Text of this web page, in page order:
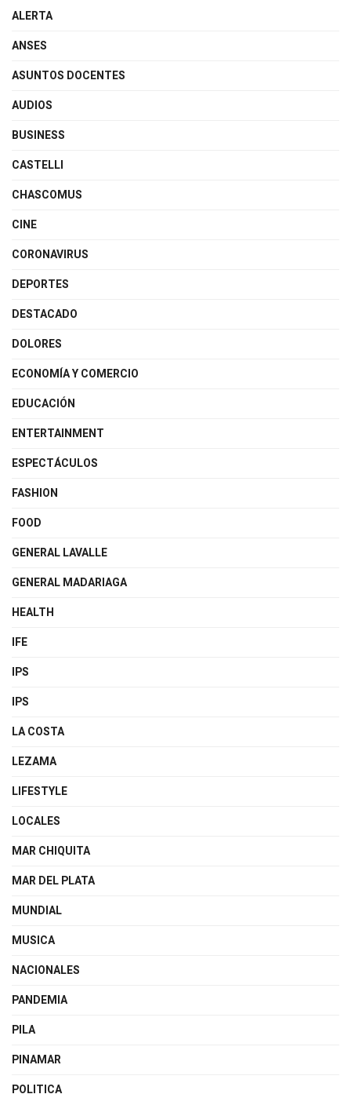
ALERTA
ANSES
ASUNTOS DOCENTES
AUDIOS
BUSINESS
CASTELLI
CHASCOMUS
CINE
CORONAVIRUS
DEPORTES
DESTACADO
DOLORES
ECONOMÍA Y COMERCIO
EDUCACIÓN
ENTERTAINMENT
ESPECTÁCULOS
FASHION
FOOD
GENERAL LAVALLE
GENERAL MADARIAGA
HEALTH
IFE
IPS
IPS
LA COSTA
LEZAMA
LIFESTYLE
LOCALES
MAR CHIQUITA
MAR DEL PLATA
MUNDIAL
MUSICA
NACIONALES
PANDEMIA
PILA
PINAMAR
POLITICA